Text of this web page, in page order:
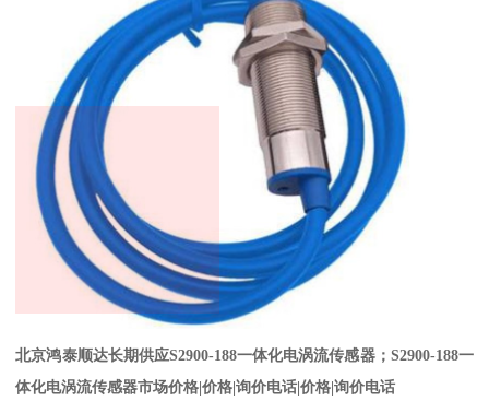
北京鸿泰顺达长期供应S2900-188一体化电涡流传感器；S2900-188一
体化电涡流传感器市场价格|价格|询价电话|价格|询价电话